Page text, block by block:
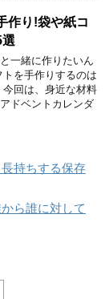
作り!袋や紙コ
一緒に作りたいん
を手作りするのは
回は、身近な材料
ドベントカレンダ
持ちする保存
ら誰に対して